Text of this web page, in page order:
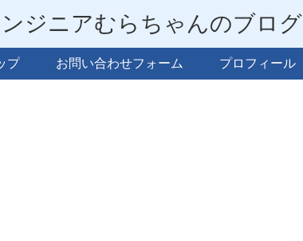
ジニアむらちゃんのブログ
プ お問い合わせフォーム プロフィール